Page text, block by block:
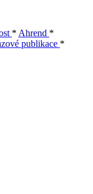
* Ahrend *
publikace *